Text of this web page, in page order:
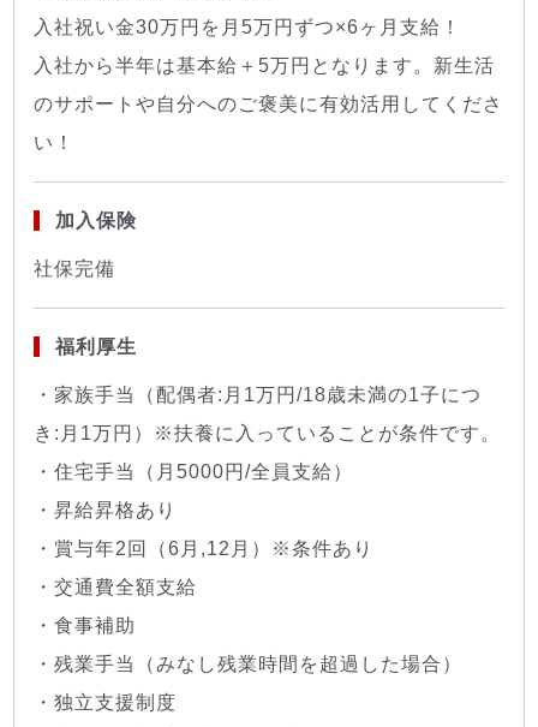
入社祝い金30万円を月5万円ずつ×6ヶ月支給！
入社から半年は基本給＋5万円となります。新生活
のサポートや自分へのご褒美に有効活用してくださ
い！
加入保険
社保完備
福利厚生
・家族手当（配偶者:月1万円/18歳未満の1子につ
き:月1万円）※扶養に入っていることが条件です。
・住宅手当（月5000円/全員支給）
・昇給昇格あり
・賞与年2回（6月,12月）※条件あり
・交通費全額支給
・食事補助
・残業手当（みなし残業時間を超過した場合）
・独立支援制度